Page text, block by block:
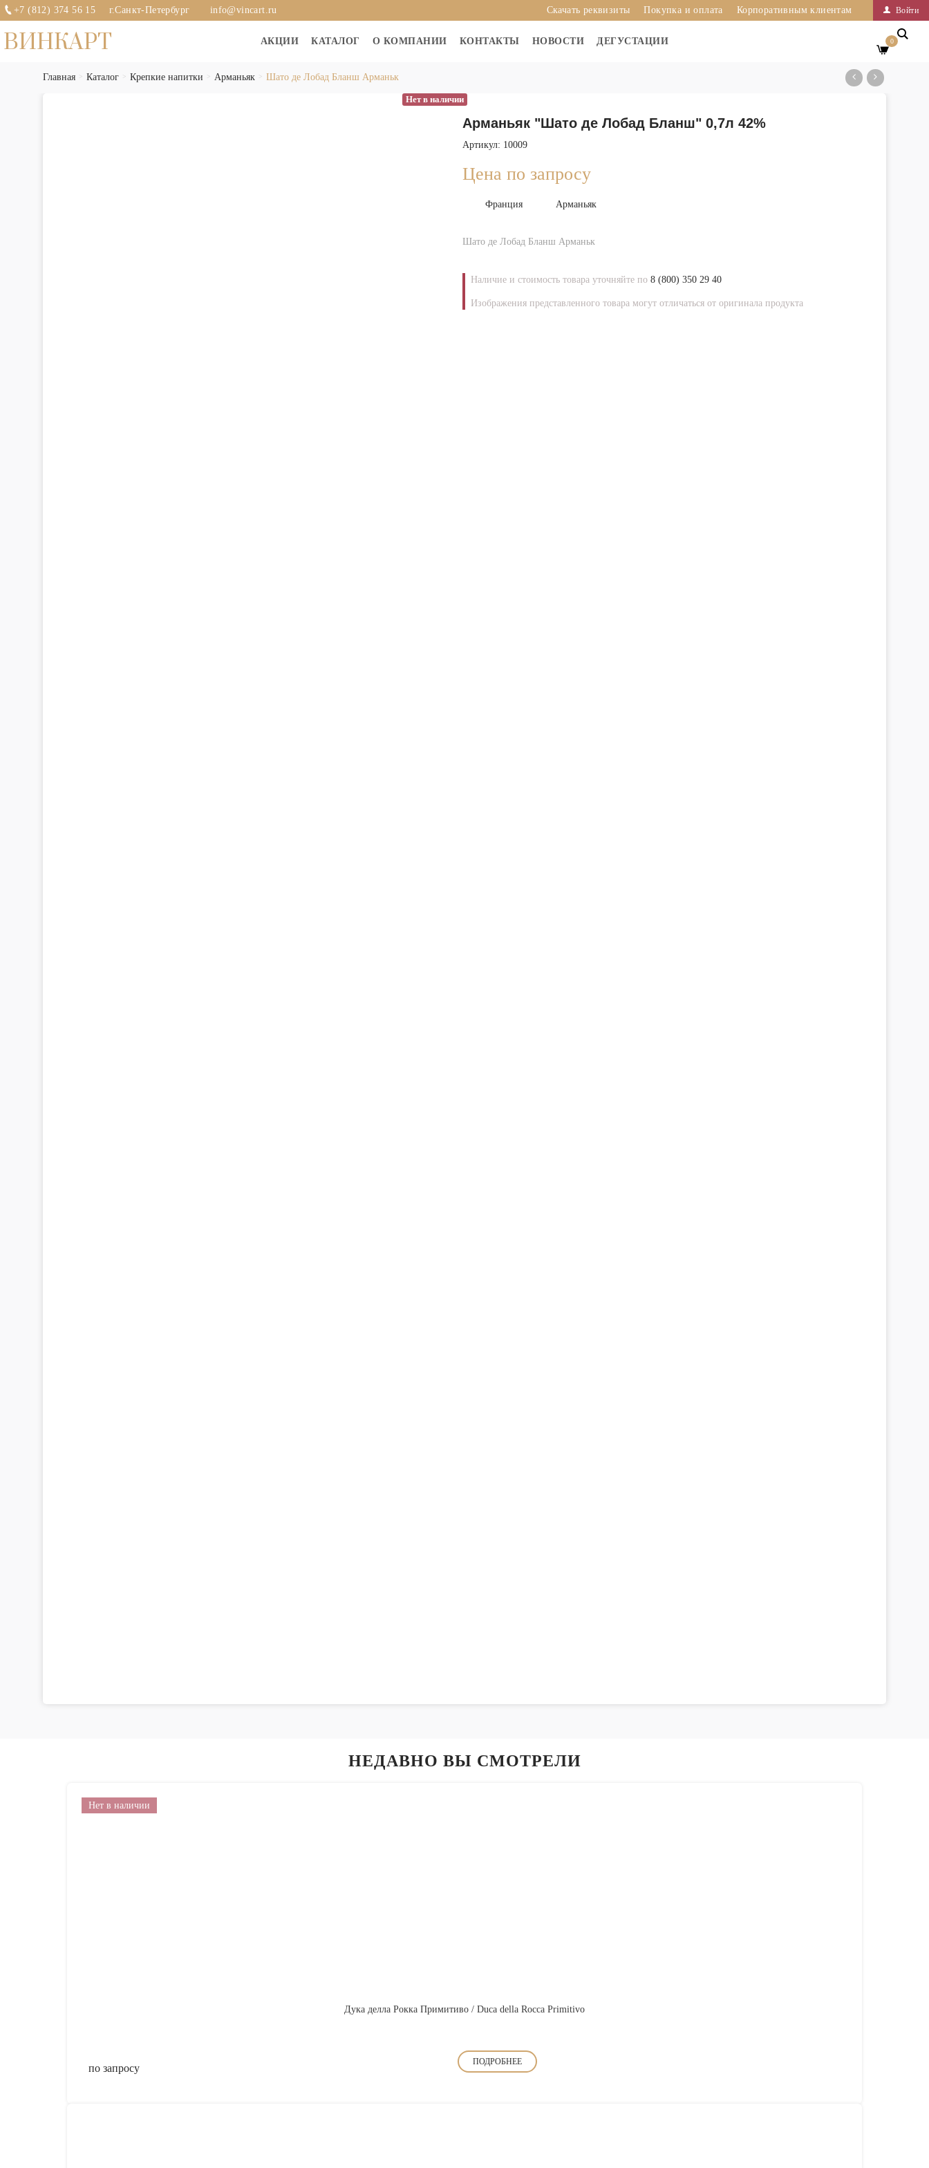
+7 (812) 374 56 15 г.Санкт-Петербург info@vincart.ru Войти
Скачать реквизиты Покупка и оплата Корпоративным клиентам
ВИНКАРТ АКЦИИ КАТАЛОГ О КОМПАНИИ КОНТАКТЫ НОВОСТИ ДЕГУСТАЦИИ 0
Главная Каталог Крепкие напитки Арманьяк Шато де Лобад Бланш Арманьк
Нет в наличии
Арманьяк "Шато де Лобад Бланш" 0,7л 42%
Артикул: 10009
Цена по запросу
Франция Арманьяк
Шато де Лобад Бланш Арманьк
Наличие и стоимость товара уточняйте по 8 (800) 350 29 40
Изображения представленного товара могут отличаться от оригинала продукта
НЕДАВНО ВЫ СМОТРЕЛИ
Нет в наличии
Дука делла Рокка Примитиво / Duca della Rocca Primitivo
по запросу
ПОДРОБНЕЕ